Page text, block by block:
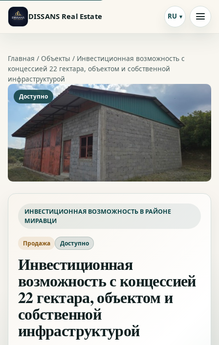
DISSANS Real Estate RU
Главная / Объекты / Инвестиционная возможность с
концессией 22 гектара, объектом и собственной
инфраструктурой
Доступно
ИНВЕСТИЦИОННАЯ ВОЗМОЖНОСТЬ В РАЙОНЕ
МИРАВЦИ
Продажа Доступно
Инвестиционная
возможность с концессией
22 гектара, объектом и
собственной
инфраструктурой